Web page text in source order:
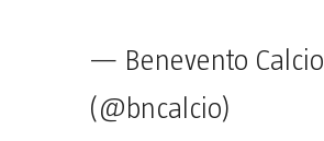
— Benevento Calcio
(@bncalcio)